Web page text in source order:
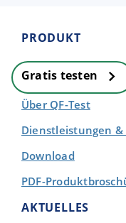
PRODUKT
Gratis testen
Über QF-Test
Dienstleistungen &
Download
PDF-
AKTUELLES